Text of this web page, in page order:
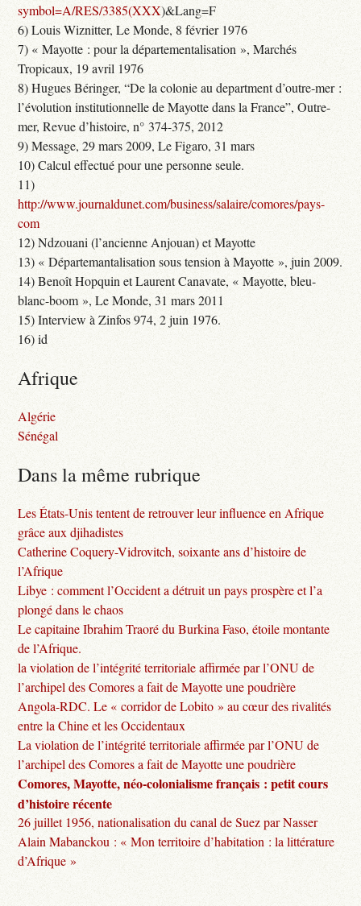
symbol=A/RES/3385(XXX)&Lang=F
6) Louis Wiznitter, Le Monde, 8 février 1976
7) « Mayotte : pour la départementalisation », Marchés
Tropicaux, 19 avril 1976
8) Hugues Béringer, “De la colonie au department d’outre-mer :
l’évolution institutionnelle de Mayotte dans la France”, Outre-
mer, Revue d’histoire, n° 374-375, 2012
9) Message, 29 mars 2009, Le Figaro, 31 mars
10) Calcul effectué pour une personne seule.
11)
http://www.journaldunet.com/business/salaire/comores/pays-
com
12) Ndzouani (l’ancienne Anjouan) et Mayotte
13) « Départemantalisation sous tension à Mayotte », juin 2009.
14) Benoît Hopquin et Laurent Canavate, « Mayotte, bleu-
blanc-boom », Le Monde, 31 mars 2011
15) Interview à Zinfos 974, 2 juin 1976.
16) id
Afrique
Algérie
Sénégal
Dans la même rubrique
Les États-Unis tentent de retrouver leur influence en Afrique
grâce aux djihadistes
Catherine Coquery-Vidrovitch, soixante ans d’histoire de
l’Afrique
Libye : comment l’Occident a détruit un pays prospère et l’a
plongé dans le chaos
Le capitaine Ibrahim Traoré du Burkina Faso, étoile montante
de l’Afrique.
la violation de l’intégrité territoriale affirmée par l’ONU de
l’archipel des Comores a fait de Mayotte une poudrière
Angola-RDC. Le « corridor de Lobito » au cœur des rivalités
entre la Chine et les Occidentaux
La violation de l’intégrité territoriale affirmée par l’ONU de
l’archipel des Comores a fait de Mayotte une poudrière
Comores, Mayotte, néo-colonialisme français : petit cours
d’histoire récente
26 juillet 1956, nationalisation du canal de Suez par Nasser
Alain Mabanckou : « Mon territoire d’habitation : la littérature
d’Afrique »